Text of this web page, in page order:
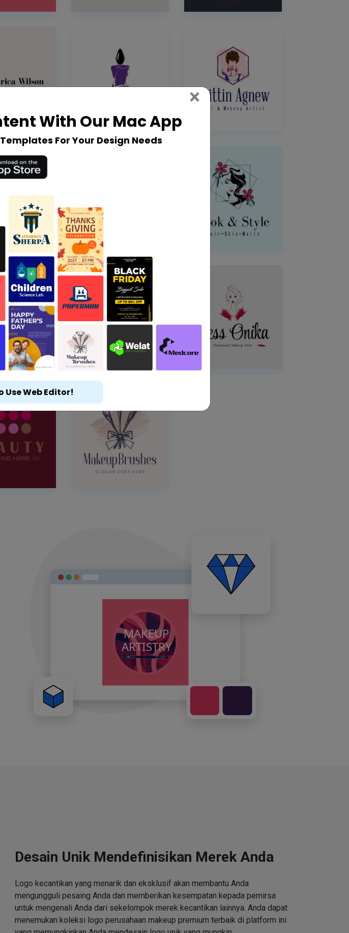
Desain Unik Mendefinisikan Merek Anda
Logo kecantikan yang menarik dan eksklusif akan membantu Anda
mengungguli pesaing Anda dan memberikan kesempatan kepada pemirsa
untuk mengenali Anda dari sekelompok merek kecantikan lainnya. Anda dapat
menemukan koleksi logo perusahaan makeup premium terbaik di platform ini
With Our Mac App
For Your Design Needs
× Close
Use Web Editor!